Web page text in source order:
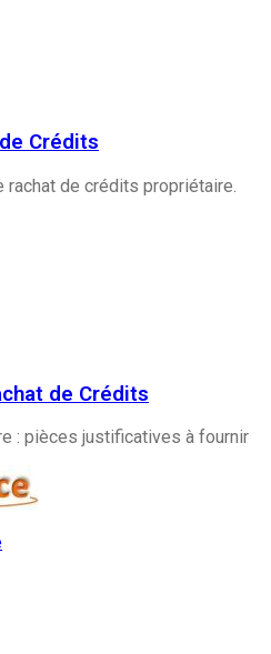
Crédits
de crédits propriétaire.
de Crédits
: pièces justificatives à fournir